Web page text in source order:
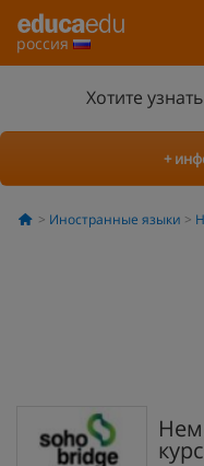
россия
Хотите
+
Иностранные языки